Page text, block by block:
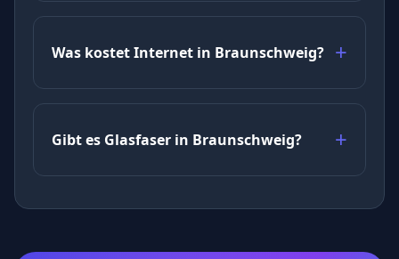
Was kostet Internet in Braunschweig?
Gibt es Glasfaser in Braunschweig?